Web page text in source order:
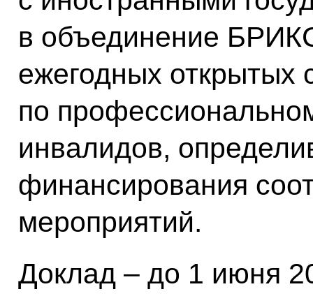
в объединение
ежегодных открытых
по
инвалидов,
финансирования
мероприятий.
Доклад – до 1 июня